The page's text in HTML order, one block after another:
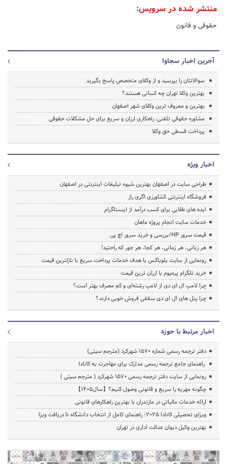
منتشر شده در سرویس:
حقوقی و قانون
آخرین اخبار سجاوا
سوالاتتان را بپرسید و از وکلای متخصص پاسخ بگیرید
بهترین وکلا تهران چه کسانی هستند؟
بهترین و معروف ترین وکلای شهر اصفهان
مشاوره حقوقی تلفنی: راهکاری ارزان و سریع برای حل مشکلات حقوقی
پرداخت قسطی حق وکلا
اخبار ویژه
طراحی سایت در اصفهان بهترین شیوه تبلیغات اینترنتی در اصفهان
فروشگاه اینترنتی کشاورزی اگری راز
ایده های طلایی برای کسب درآمد از اینستاگرام
خدمات سایت انجام پروژه ماهان
قیمت سرور HP/بررسی و خرید سرور اچ پی
هر زبانی، هر زمانی، هر کجا، هر جور که راحتید!
رونمایی از سایت بلوباکس با هدف خدمات پرداخت سریع با نازلترین قیمت
خرید تلگرام پرمیوم با ارزان ترین قیمت
چرا لامپ ال ای دی از لامپ رشته‌ای و کم مصرف بهتر است؟
چرا پنل های ال ای دی سقفی فروش خوبی دارند؟
اخبار مرتبط با حوزه
دفتر ترجمه رسمی شماره ۱۵۷۰ شهرکرد (مترجم سیتی)
راهنمای جامع ترجمه رسمی مدارک برای مهاجرت به کانادا
رونمایی از سایت دفتر ترجمه رسمی 1570 شهرکرد ( مترجم سیتی )
چگونه مهریه را سریع و قانونی وصول کنیم؟【سال1405】
ارائه خدمات مالیاتی در مازندران با بهترین راهکارهای قانونی
ویزای تحصیلی کانادا ۲۰۲۵؛ راهنمای کامل از انتخاب دانشگاه تا دریافت ویزا
بهترین وکیل دیوان عدالت اداری در تهران